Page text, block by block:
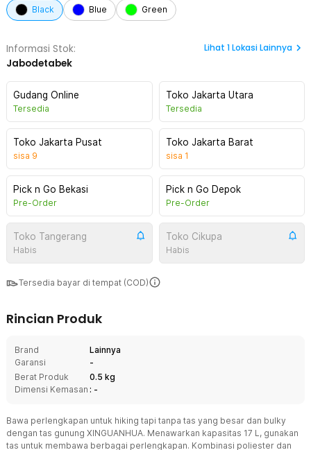
Black Blue Green
Informasi Stok:
Jabodetabek
Lihat 1Lokasi Lainnya
Gudang Online
Tersedia
Toko Jakarta Utara
Tersedia
Toko Jakarta Pusat
sisa 9
Toko Jakarta Barat
sisa 1
Pick n Go Bekasi
Pre-Order
Pick n Go Depok
Pre-Order
Toko Tangerang
Habis
Toko Cikupa
Habis
Tersedia bayar di tempat (COD)
Rincian Produk
Brand
Lainnya
Garansi
-
Berat Produk
0.5 kg
Dimensi Kemasan : -
Bawa perlengkapan untuk hiking tapi tanpa tas yang besar dan bulky
dengan tas gunung XINGUANHUA. Menawarkan kapasitas 17 L, gunakan
tas untuk membawa berbagai perlengkapan. Kombinasi poliester dan